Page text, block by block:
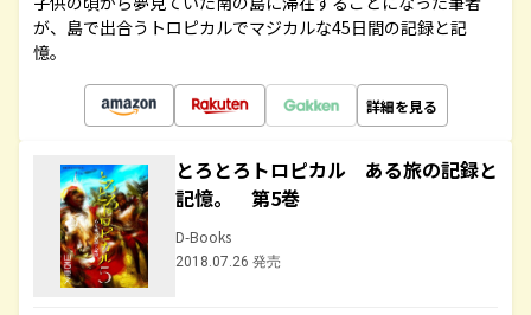
が、島で出合うトロピカルでマジカルな45日間の記録と記
憶。
詳細を見る
とろとろトロピカル ある旅の記録と
記憶。 第5巻
D-Books
2018.07.26 発売